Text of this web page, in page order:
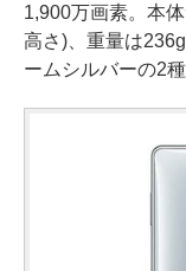
1,900万画素。本
高さ)、重量は
ームシルバーの2